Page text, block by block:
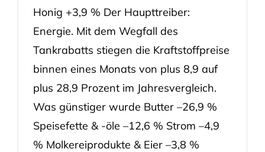
Honig +3,9 % Der Haupttreiber:
Energie. Mit dem Wegfall des
Tankrabatts stiegen die Kraftstoffpreise
binnen eines Monats von plus 8,9 auf
plus 28,9 Prozent im Jahresvergleich.
Was günstiger wurde Butter –26,9 %
Speisefette & -öle –12,6 % Strom –4,9
% Molkereiprodukte & Eier –3,8 %